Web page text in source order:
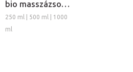
bio masszázsolaj
- Kender
250 ml | 500 ml | 1000
ml